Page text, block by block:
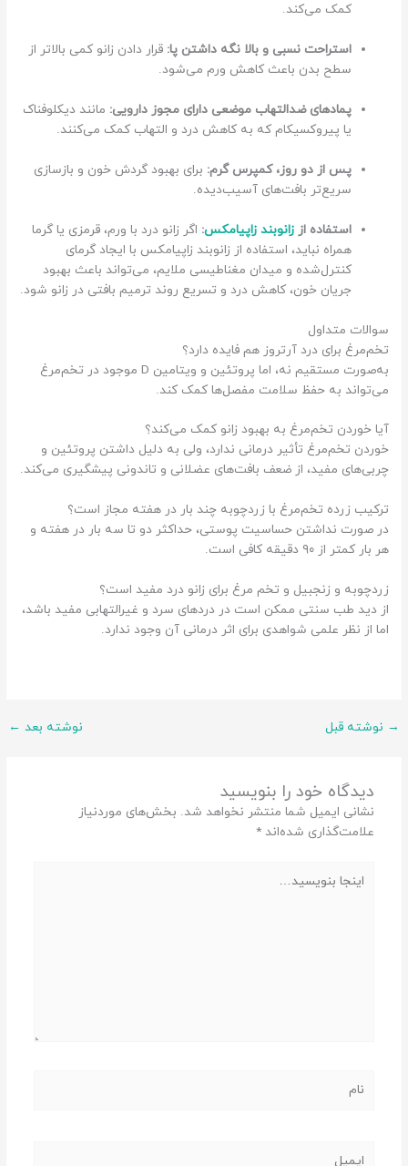
کمک می‌کند.
استراحت نسبی و بالا نگه داشتن پا: قرار دادن زانو کمی بالاتر از
سطح بدن باعث کاهش ورم می‌شود.
پمادهای ضدالتهاب موضعی دارای مجوز دارویی: مانند دیکلوفناک
یا پیروکسیکام که به کاهش درد و التهاب کمک می‌کنند.
پس از دو روز، کمپرس گرم: برای بهبود گردش خون و بازسازی
سریع‌تر بافت‌های آسیب‌دیده.
استفاده اززانوبند زاپیامکس: اگر زانو درد با ورم، قرمزی یا گرما
همراه نباید، استفاده از زانوبند زاپیامکس با ایجاد گرمای
کنترل‌شده و میدان مغناطیسی ملایم، می‌تواند باعث بهبود
جریان خون، کاهش درد و تسریع روند ترمیم بافتی در زانو شود.
سوالات متداول
تخم‌مرغ برای درد آرتروز هم فایده دارد؟
به‌صورت مستقیم نه، اما پروتئین و ویتامین D موجود در تخم‌مرغ
می‌تواند به حفظ سلامت مفصل‌ها کمک کند.
آیا خوردن تخم‌مرغ به بهبود زانو کمک می‌کند؟
خوردن تخم‌مرغ تأثیر درمانی ندارد، ولی به دلیل داشتن پروتئین و
چربی‌های مفید، از ضعف بافت‌های عضلانی و تاندونی پیشگیری می‌کند.
ترکیب زرده تخم‌مرغ با زردچوبه چند بار در هفته مجاز است؟
در صورت نداشتن حساسیت پوستی، حداکثر دو تا سه بار در هفته و
هر بار کمتر از ۹۰ دقیقه کافی است.
زردچوبه و زنجبیل و تخم‌ مرغ برای زانو درد مفید است؟
از دید طب سنتی ممکن است در دردهای سرد و غیرالتهابی مفید باشد،
اما از نظر علمی شواهدی برای اثر درمانی آن وجود ندارد.
→ نوشته قبل نوشته بعد ←
دیدگاه‌ خود را بنویسید
نشانی ایمیل شما منتشر نخواهد شد. بخش‌های موردنیاز
علامت‌گذاری شده‌اند *
بنویسید…